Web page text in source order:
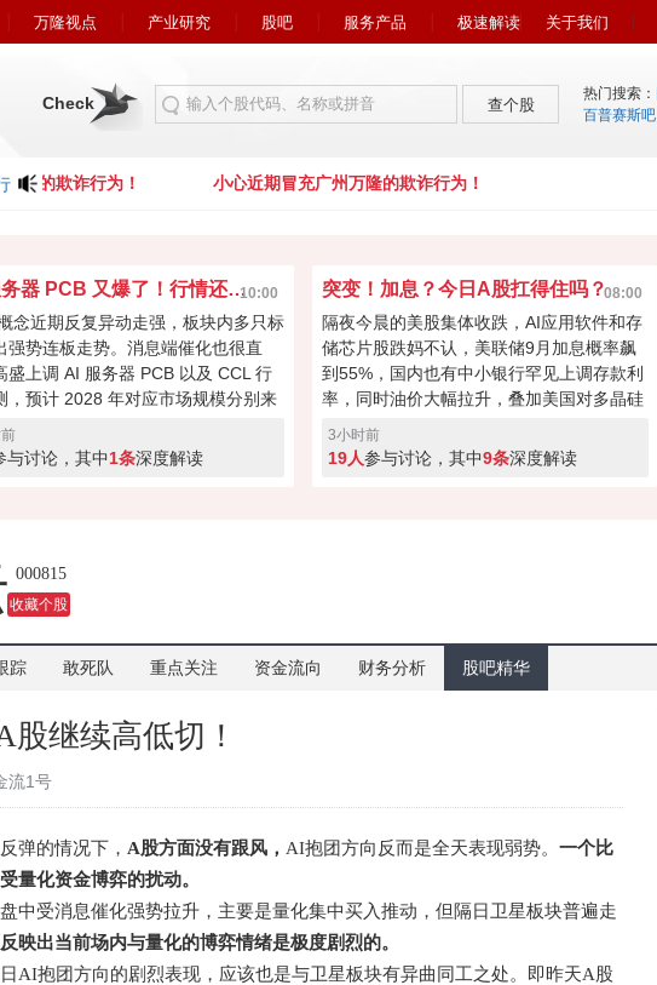
万隆视点 产业研究 股吧 服务产品 极速解读 关于我们
Check 查个股
热门搜索：
百普赛斯吧
的欺诈行为！ 小心近期冒充广州万隆的欺诈行为！
AI 服务器 PCB 又爆了！行情还能走多远？10:00
念近期反复异动走强，板块内多只标
强势连板走势。消息端催化也很直
盛上调 AI 服务器 PCB 以及 CCL 行
，预计 2028 年对应市场规模分别来
亿、480 亿美元，机构上调预期给板
想象空间，不过短期连续冲高之后分
与讨论，其中1条深度解读
突变！加息？今日A股扛得住吗？08:00
隔夜今晨的美股集体收跌，AI应用软件和存
储芯片股跌妈不认，美联储9月加息概率飙
到55%，国内也有中小银行罕见上调存款利
率，同时油价大幅拉升，叠加美国对多晶硅
及其衍生产品加征关税。 A股这边韧性拉
满，科创连涨3天，沪指重回3900关口，外
3小时前
19人参与讨论，其中9条深度解读
000815
收藏个股
踪 敢死队 重点关注 资金流向 财务分析 股吧精华
继续高低切！
流1号
的情况下， A股方面没有跟风， AI抱团方向反而是全天表现弱势。 一个比
量化资金博弈的扰动。
受消息催化强势拉升，主要是量化集中买入推动，但隔日卫星板块普遍走
反映出当前场内与量化的博弈情绪是极度剧烈的。
抱团方向的剧烈表现，应该也是与卫星板块有异曲同工之处。即昨天A股